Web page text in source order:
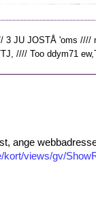
3 JU JOSTÅ 'oms ////
//// Too ddym71
ange
kort/views/gv/